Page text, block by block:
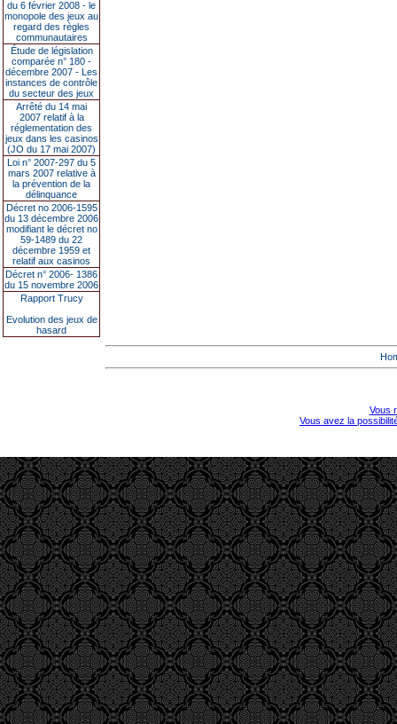
du 6 février 2008 - le
monopole des jeux au
regard des règles
communautaires
Étude de législation
comparée n° 180 -
décembre 2007 - Les
instances de contrôle
du secteur des jeux
Arrêté du 14 mai
2007 relatif à la
réglementation des
jeux dans les casinos
(JO du 17 mai 2007)
Loi n° 2007-297 du 5
mars 2007 relative à
la prévention de la
délinquance
Décret no 2006-1595
du 13 décembre 2006
modifiant le décret no
59-1489 du 22
décembre 1959 et
relatif aux casinos
Décret n° 2006- 1386
du 15 novembre 2006
Rapport Trucy
Evolution des jeux de
hasard
Vous
Vous avez la